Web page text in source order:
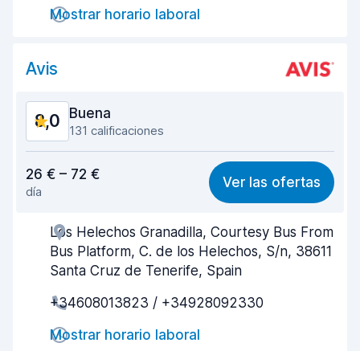
Estado del vehículo 8,2
Mostrar horario laboral
Avis
8,0 Buena
131 calificaciones
8,1
Fácil de encontrar 7,4
Amabilidad del agente 8,0
Rapidez en la recogida
Rapidez en la entrega
Limpieza del vehículo
26 € – 72 €
día
Ver las ofertas
Los Helechos Granadilla, Courtesy Bus From
Bus Platform, C. de los Helechos, S/n, 38611
Santa Cruz de Tenerife, Spain
+34608013823 / +34928092330
Mostrar horario laboral